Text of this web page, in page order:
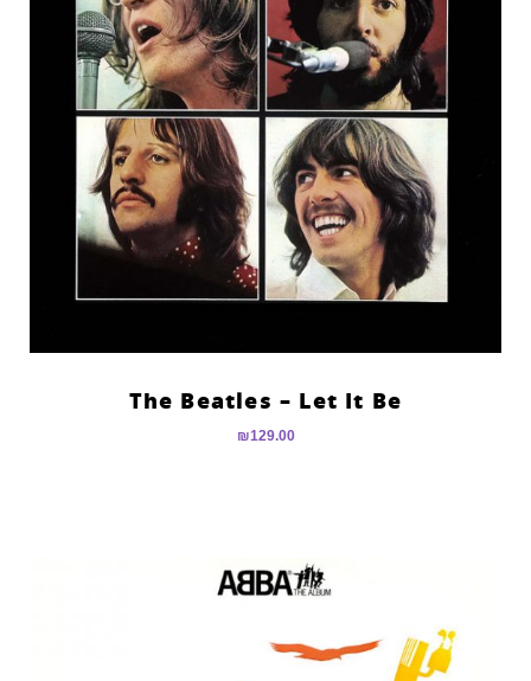
The Beatles – Let It Be
₪129.00